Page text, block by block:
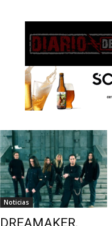
Noticias
DREAMAKER,